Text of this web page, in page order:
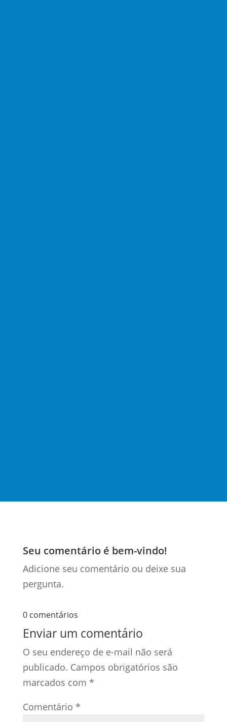
Seu comentário é bem-vindo!
Adicione seu comentário ou deixe sua
pergunta.
0 comentários
Enviar um comentário
O seu endereço de e-mail não será
publicado. Campos obrigatórios são
marcados com *
Comentário *